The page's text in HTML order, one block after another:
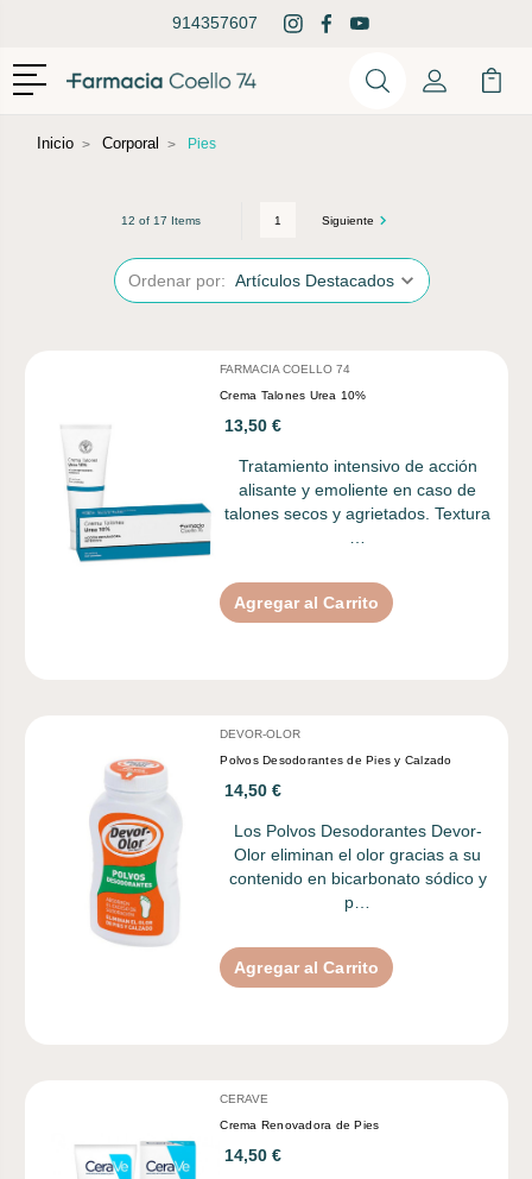
914357607
Menú
BuscarMi Cuenta
Mi
Inicio Corporal Pies
12 of 17 Items 1 Siguiente
Ordenar por:
FARMACIA COELLO 74
Crema Talones Urea 10%
13,50 €
Tratamiento intensivo de acción
alisante y emoliente en caso de
talones secos y agrietados. Textura
Agregar al Carrito
DEVOR-OLOR
Polvos Desodorantes de Pies y Calzado
14,50 €
Los Polvos Desodorantes Devor-
Olor eliminan el olor gracias a su
contenido en bicarbonato sódico y
p…
Agregar al Carrito
CERAVE
Crema Renovadora de Pies
14,50 €